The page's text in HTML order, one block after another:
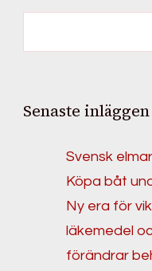
Senaste inläggen
Svensk
Köpa båt
Ny era för
läkemedel
förändrar